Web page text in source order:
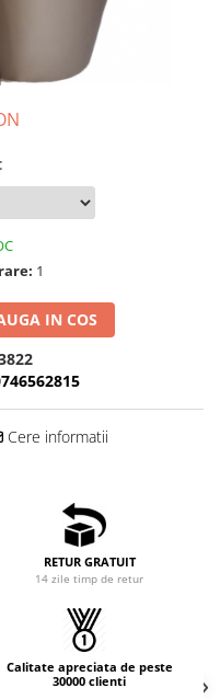
:
1
IN COS
Cere informatii
RETUR GRATUIT
14 zile timp de retur
Calitate apreciata de peste
30000 clienti